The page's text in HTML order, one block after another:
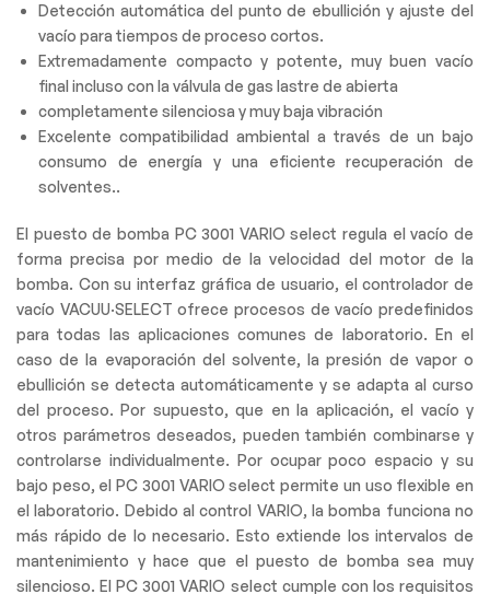
Detección automática del punto de ebullición y ajuste del
vacío para tiempos de proceso cortos.
Extremadamente compacto y potente, muy buen vacío
final incluso con la válvula de gas lastre de abierta
completamente silenciosa y muy baja vibración
Excelente compatibilidad ambiental a través de un bajo
consumo de energía y una eficiente recuperación de
solventes..
El puesto de bomba PC 3001 VARIO select regula el vacío de
forma precisa por medio de la velocidad del motor de la
bomba. Con su interfaz gráfica de usuario, el controlador de
vacío VACUU·SELECT ofrece procesos de vacío predefinidos
para todas las aplicaciones comunes de laboratorio. En el
caso de la evaporación del solvente, la presión de vapor o
ebullición se detecta automáticamente y se adapta al curso
del proceso. Por supuesto, que en la aplicación, el vacío y
otros parámetros deseados, pueden también combinarse y
controlarse individualmente. Por ocupar poco espacio y su
bajo peso, el PC 3001 VARIO select permite un uso flexible en
el laboratorio. Debido al control VARIO, la bomba funciona no
más rápido de lo necesario. Esto extiende los intervalos de
mantenimiento y hace que el puesto de bomba sea muy
silencioso. El PC 3001 VARIO select cumple con los requisitos